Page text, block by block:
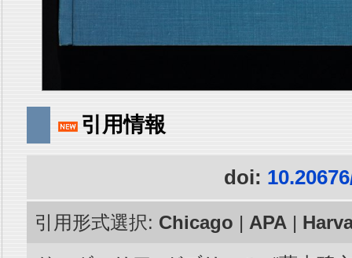
引用情報
doi:
引用形式選択: Chicago | APA |